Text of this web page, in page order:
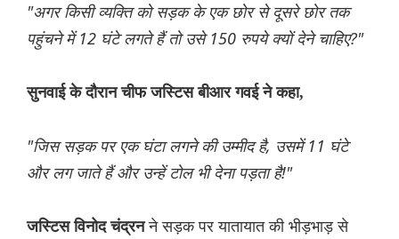
"अगर किसी व्यक्ति को सड़क के एक छोर से दूसरे छोर तक
पहुंचने में 12 घंटे लगते हैं तो उसे 150 रुपये क्यों देने चाहिए?"
सुनवाई के दौरान चीफ जस्टिस बीआर गवई ने कहा,
"जिस सड़क पर एक घंटा लगने की उम्मीद है, उसमें 11 घंटे
और लग जाते हैं और उन्हें टोल भी देना पड़ता है!"
जस्टिस विनोद चंद्रनने सड़क पर यातायात की भीड़भाड़ से